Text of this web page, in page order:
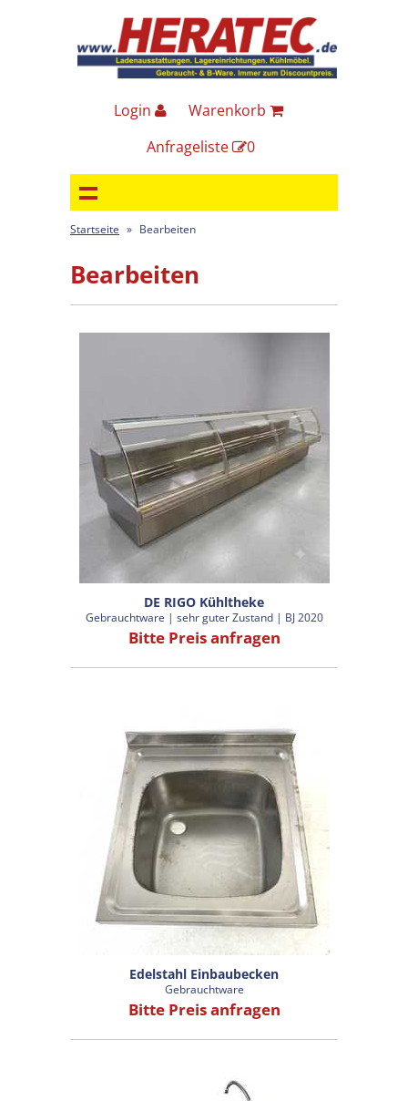
Login
Warenkorb
Anfrageliste
0
Startseite » Bearbeiten
Bearbeiten
DE RIGO Kühltheke
Gebrauchtware | sehr guter Zustand | BJ 2020
Bitte Preis anfragen
Edelstahl Einbaubecken
Gebrauchtware
Bitte Preis anfragen